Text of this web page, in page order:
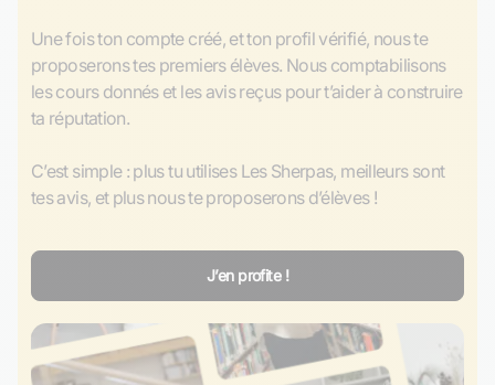
Une fois ton compte créé, et ton profil vérifié, nous te
proposerons tes premiers élèves. Nous comptabilisons
les cours donnés et les avis reçus pour t’aider à construire
ta réputation.
C’est simple : plus tu utilises Les Sherpas, meilleurs sont
tes avis, et plus nous te proposerons d’élèves !
J’en profite !